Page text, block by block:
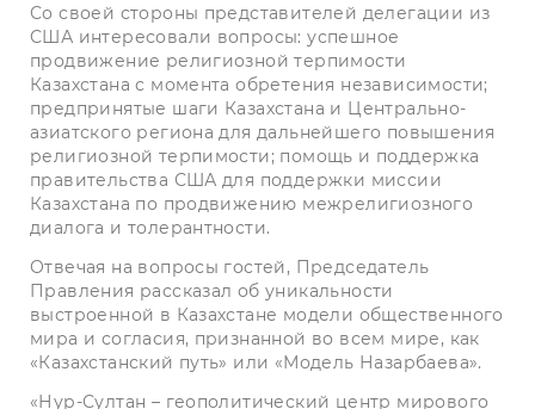
Со своей стороны представителей делегации из
США интересовали вопросы: успешное
продвижение религиозной терпимости
Казахстана с момента обретения независимости;
предпринятые шаги Казахстана и Центрально-
азиатского региона для дальнейшего повышения
религиозной терпимости; помощь и поддержка
правительства США для поддержки миссии
Казахстана по продвижению межрелигиозного
диалога и толерантности.
Отвечая на вопросы гостей, Председатель
Правления рассказал об уникальности
выстроенной в Казахстане модели общественного
мира и согласия, признанной во всем мире, как
«Казахстанский путь» или «Модель Назарбаева».
«Нур-Султан – геополитический центр мирового